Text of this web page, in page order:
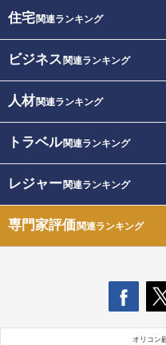
住宅関連ランキング
ビジネス 関連ランキング
人材関連ランキング
トラベル関連ランキング
レジャー関連ランキング
専門家評価関連ランキング
オリコン